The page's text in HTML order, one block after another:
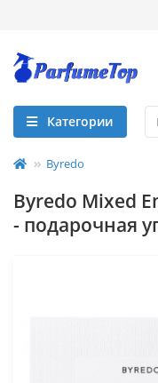
Категории
Byredo
Byredo Mixed
- подарочная